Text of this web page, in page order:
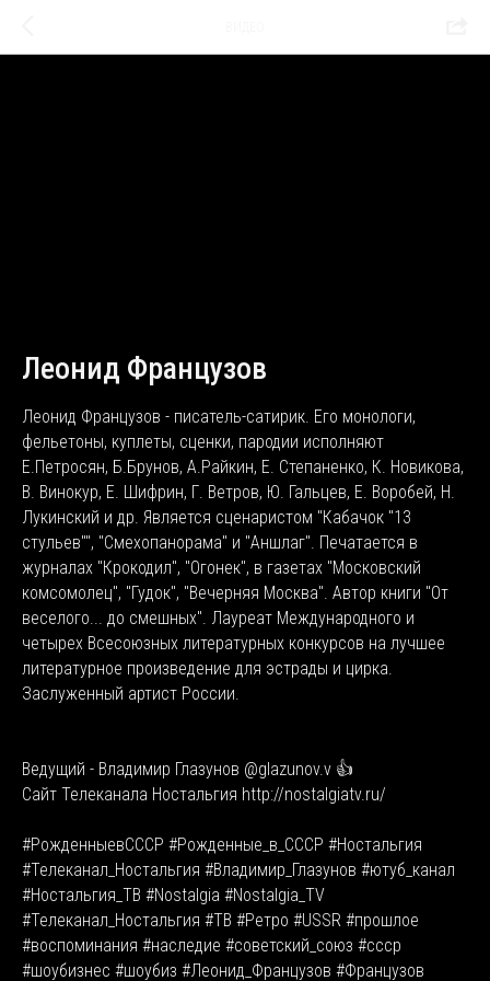
Леонид Французов
Леонид Французов - писатель-сатирик. Его монологи,
фельетоны, куплеты, сценки, пародии исполняют
Е.Петросян, Б.Брунов, А.Райкин, Е. Степаненко, К. Новикова,
В. Винокур, Е. Шифрин, Г. Ветров, Ю. Гальцев, Е. Воробей, Н.
Лукинский и др. Является сценаристом "Кабачок "13
стульев"", "Смехопанорама" и "Аншлаг". Печатается в
журналах "Крокодил", "Огонек", в газетах "Московский
комсомолец", "Гудок", "Вечерняя Москва". Автор книги "От
веселого... до смешных". Лауреат Международного и
четырех Всесоюзных литературных конкурсов на лучшее
литературное произведение для эстрады и цирка.
Заслуженный артист России.
Ведущий - Владимир Глазунов @glazunov.v 👍
Сайт Телеканала Ностальгия http://nostalgiatv.ru/
#РожденныевСССР #Рожденные_в_СССР #Ностальгия
#Телеканал_Ностальгия #Владимир_Глазунов #ютуб_канал
#Ностальгия_ТВ #Nostalgia #Nostalgia_TV
#Телеканал_Ностальгия #ТВ #Ретро #USSR #прошлое
#воспоминания #наследие #советский_союз #ссср
#шоубизнес #шоубиз #Леонид_Французов #Французов